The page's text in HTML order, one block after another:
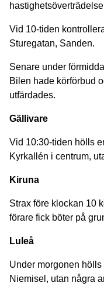
Vid 10-tiden
Sturegatan, Sanden.
Senare under
Bilen hade körförbud
utfärdades.
Gällivare
Vid 10:30-tiden hölls
Kyrkallén i centrum,
Kiruna
Strax före klockan 10
förare fick böter på
Luleå
Under morgonen
Niemisel, utan några